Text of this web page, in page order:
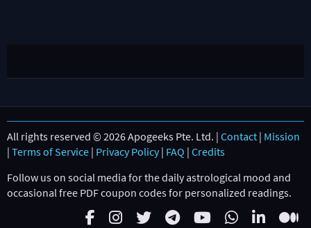
All rights reserved © 2026 Apogeeks Pte. Ltd. | Contact | Mission
| Terms of Service | Privacy Policy| FAQ | Credits
Follow us on social media for the daily astrological mood and
occasional free PDF coupon codes for personalized readings.